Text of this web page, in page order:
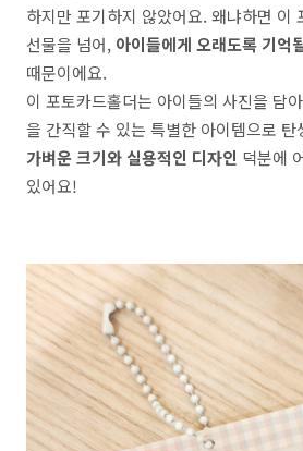
하지만 포기하지 않았어요. 왜냐하면 이
선물을 넘어, 아이들에게 오래도록 기억
때문이에요.
이 포토카드홀더는 아이들의 사진을 담아
을 간직할 수 있는 특별한 아이템으로 탄
가벼운 크기와 실용적인 디자인 덕분에
있어요!